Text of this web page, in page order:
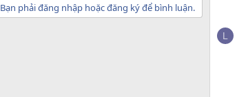
Bạn phải đăng nhập hoặc đăng ký để bình luận.
L